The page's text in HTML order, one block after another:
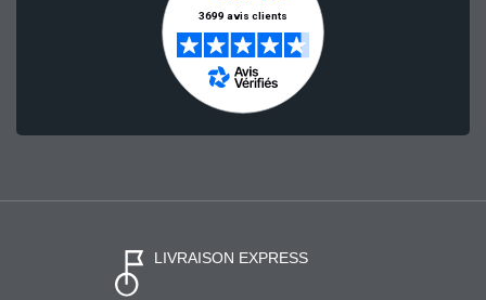
LIVRAISON EXPRESS